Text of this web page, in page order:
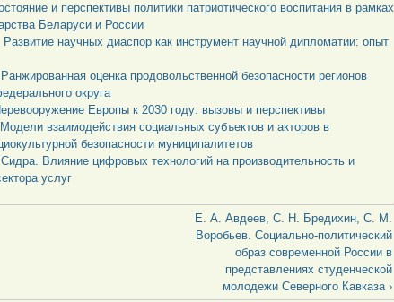
и перспективы политики патриотического воспитания в рамках
Беларуси и России
научных диаспор как инструмент научной дипломатии: опыт
оценка продовольственной безопасности регионов
округа
Европы к 2030 году: вызовы и перспективы
взаимодействия социальных субъектов и акторов в
безопасности муниципалитетов
Влияние цифровых технологий на производительность и
услуг
Е. А. Авдеев, С. Н. Бредихин, С. М.
Воробьев. Социально-политический
образ современной России в
представлениях студенческой
молодежи Северного Кавказа ›